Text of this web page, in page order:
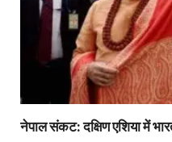
नेपाल संकट: दक्षिण एशिया में